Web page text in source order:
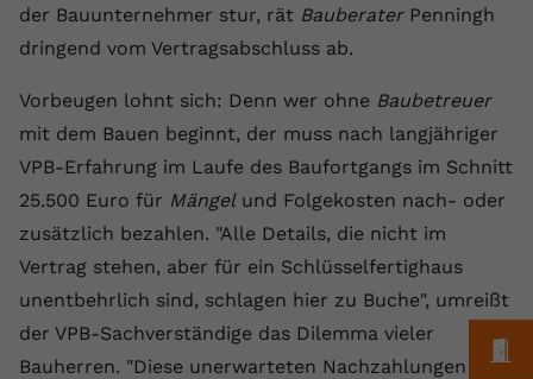
der Bauunternehmer stur, rät BauberaterPenningh
dringend vom Vertragsabschluss ab.
Vorbeugen lohnt sich: Denn wer ohne Baubetreuer
mit dem Bauen beginnt, der muss nach langjähriger
VPB-Erfahrung im Laufe des Baufortgangs im Schnitt
25.500 Euro für Mängelund Folgekosten nach- oder
zusätzlich bezahlen. "Alle Details, die nicht im
Vertrag stehen, aber für ein Schlüsselfertighaus
unentbehrlich sind, schlagen hier zu Buche", umreißt
der VPB-Sachverständige das Dilemma vieler
Bauherren. "Diese unerwarteten Nachzahlungen
Anbieter Youtube.com
Laufzeit Session
Zweck
registriert eine eindeutige ID, um
Daten darüber zu speichern, welche
Videos von YouTube der Nutzer
Name yt-remote-connected-devices
Anbieter Youtube.com